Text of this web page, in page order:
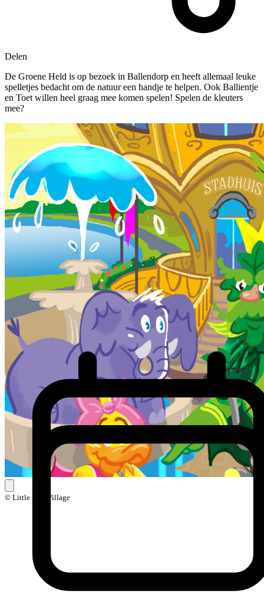
Delen
De Groene Held is op bezoek in Ballendorp en heeft allemaal leuke
spelletjes bedacht om de natuur een handje te helpen. Ook Ballientje
en Toet willen heel graag mee komen spelen! Spelen de kleuters
mee?
© Little Ball Village